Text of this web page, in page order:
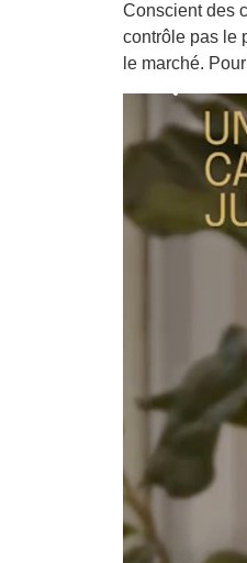
Conscient des
contrôle pas le
le marché.